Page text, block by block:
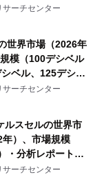
ンパク質バイオマ
ースのバイオマー
を発表
ーチセンター
世界市場（2026年
模（100デシベル
ベル、125デシベ
ートを発表
ーチセンター
ルスセルの世界市
）、市場規模
・分析レポートを
ーチセンター